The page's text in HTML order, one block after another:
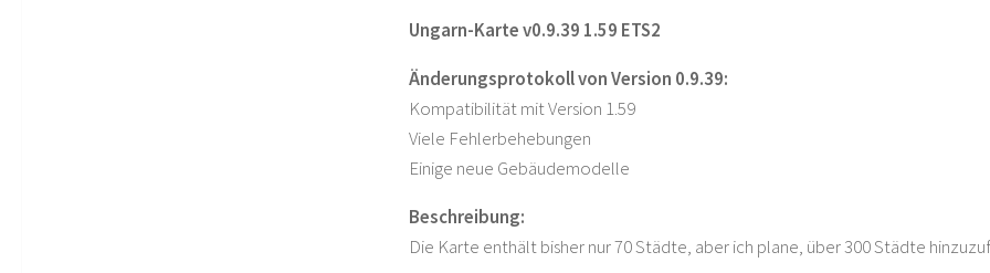
Ungarn-Karte v0.9.39 1.59 ETS2
Änderungsprotokoll von Version 0.9.39:
Kompatibilität mit Version 1.59
Viele Fehlerbehebungen
Einige neue Gebäudemodelle
Beschreibung:
Die Karte enthält bisher nur 70 Städte, aber ich plane, über 300 Städte